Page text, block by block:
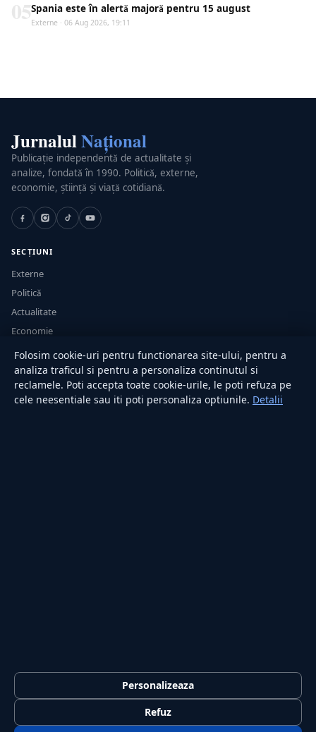
Spania este în alertă majoră pentru 15 august
Externe · 06 Aug 2026, 19:11
JurnalulNațional
Publicație independentă de actualitate și
analize, fondată în 1990. Politică, externe,
economie, știință și viață cotidiană.
SECȚIUNI
Externe
Politică
Actualitate
Economie
Sănătate
Utile
RUBRICI
Confidențialitate
Politica de cookies
Folosim cookie-uri pentru functionarea site-ului, pentru a
analiza traficul si pentru a personaliza continutul si
reclamele. Poti accepta toate cookie-urile, le poti refuza pe
cele neesentiale sau iti poti personaliza optiunile. Detalii
Personalizeaza
Refuz